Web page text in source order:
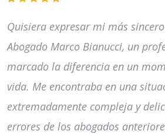
Quisiera expresar mi más
Abogado Marco Bianucci, un
marcado la diferencia en un
vida. Me encontraba en una
extremadamente compleja y
errores de los abogados